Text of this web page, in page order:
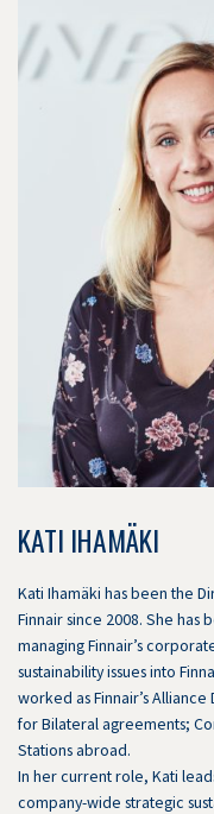
KATI IHAMÄKI
Kati Ihamäki has been the
Finnair since 2008. She has
managing Finnair’s
sustainability issues into
worked as Finnair’s
for Bilateral agreements;
Stations abroad.
In her current role, Kati
company-wide strategic